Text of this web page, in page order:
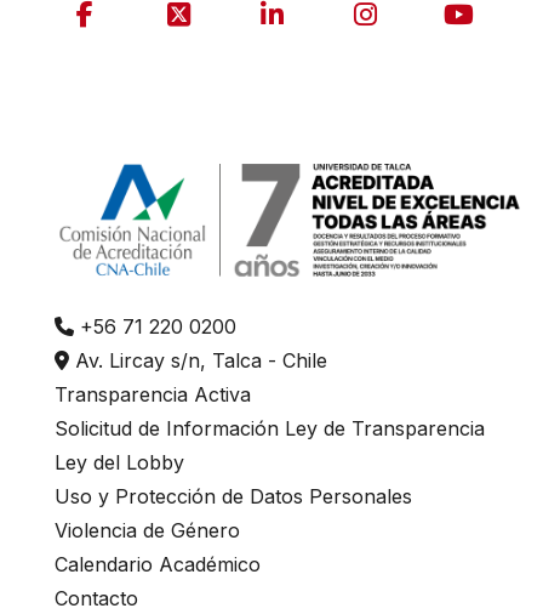
+56 71 220 0200
Av. Lircay s/n, Talca - Chile
Transparencia Activa
Solicitud de Información Ley de Transparencia
Ley del Lobby
Uso y Protección de Datos Personales
Violencia de Género
Calendario Académico
Contacto